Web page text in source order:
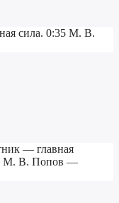
сила. 0:35 М. В.
— главная
М. В. Попов —